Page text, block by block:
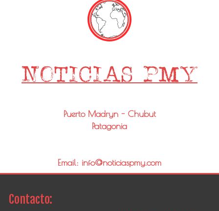
Puerto Madryn - Chubut
Patagonia
Email: info@noticiaspmy.com
Contacto: